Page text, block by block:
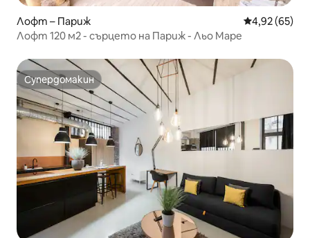
Лофт – Париж Средна
4,92 (65)
Лофт 120 м2 - сърцето на Париж - Льо Маре
Супердомакин
Супердомакин